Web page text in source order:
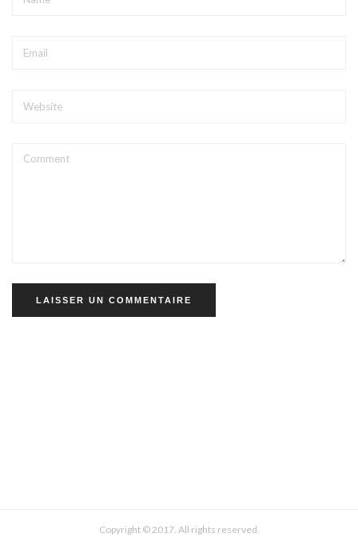
Copyright © 2017. All rights reserved.